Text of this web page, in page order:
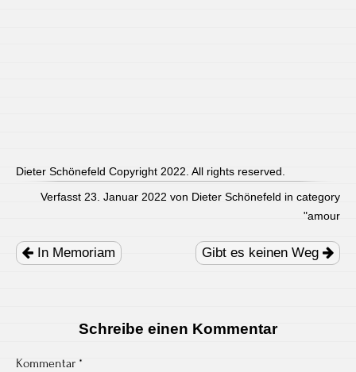
Dieter Schönefeld Copyright 2022. All rights reserved.
Verfasst 23. Januar 2022 von Dieter Schönefeld in category
"amour
navigation
In Memoriam Gibt es keinen Weg
Schreibe einen Kommentar
Kommentar *